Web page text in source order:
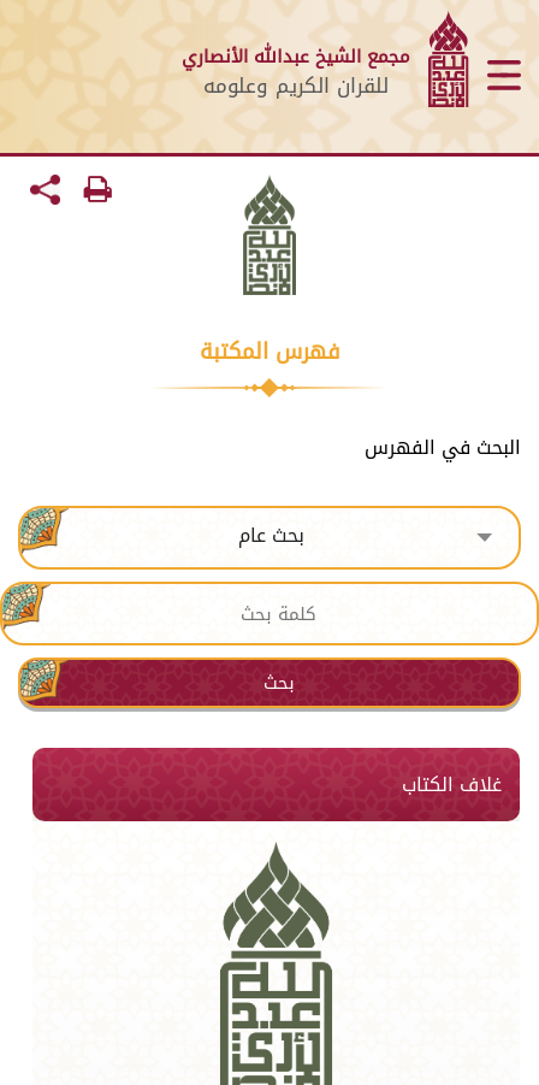
مجمع الشيخ عبدالله الأنصاري
للقران الكريم وعلومه
فهرس المكتبة
البحث في الفهرس
بحث عام
بحث
غلاف الكتاب